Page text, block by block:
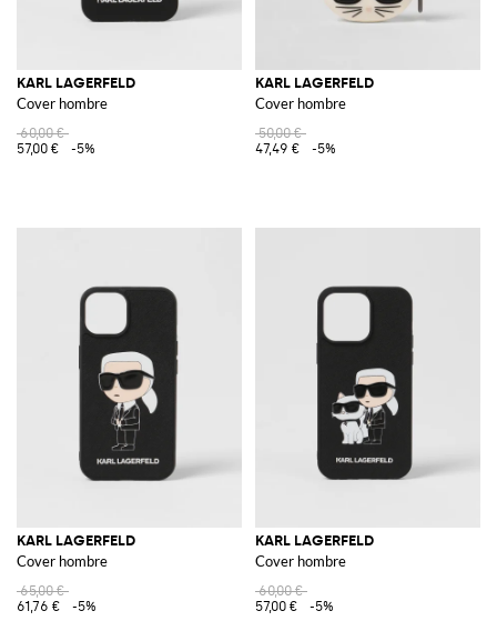
KARL LAGERFELD
Cover hombre
60,00 €
57,00 €
-5%
KARL LAGERFELD
Cover hombre
50,00 €
47,49 €
-5%
KARL LAGERFELD
Cover hombre
65,00 €
61,76 €
-5%
KARL LAGERFELD
Cover hombre
60,00 €
57,00 €
-5%